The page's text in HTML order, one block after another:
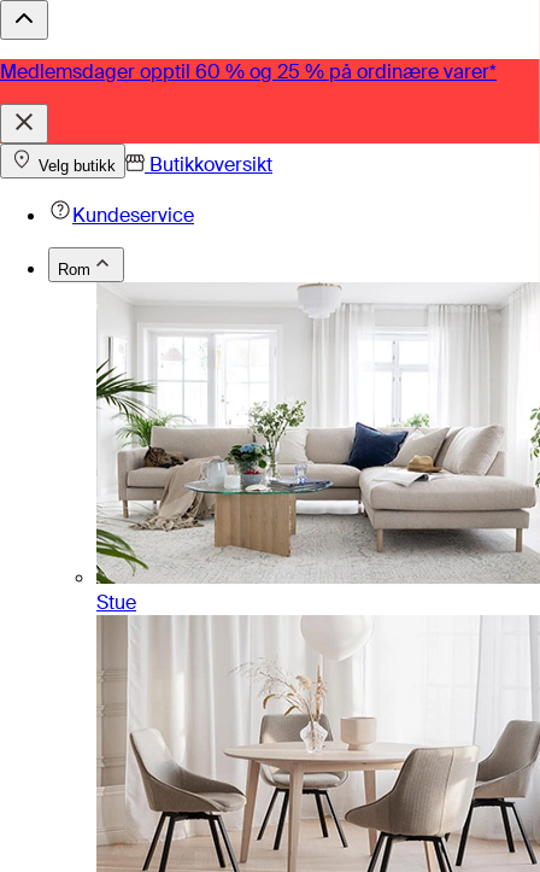
Medlemsdager opptil 60 % og 25 % på ordinære varer*
Velg butikk
Butikkoversikt
Kundeservice
Rom
Stue